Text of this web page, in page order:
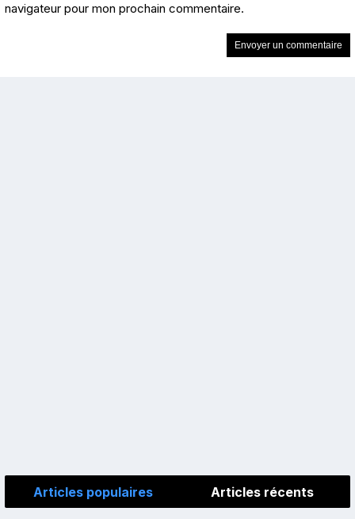
navigateur pour mon prochain commentaire.
Articles populaires Articles récents